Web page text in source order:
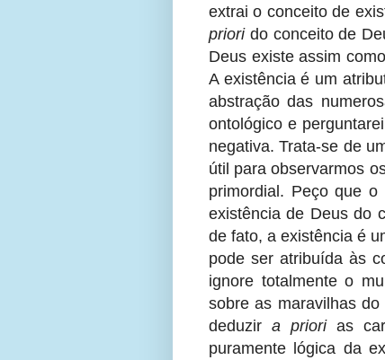
extrai o conceito de
priorido conceito de
Deus existe assim
A existência é um
abstração das
ontológico e
negativa. Trata-se de
útil para observarmos
primordial. Peço que
existência de Deus do
de fato, a existência é
pode ser atribuída às
ignore totalmente o
sobre as maravilhas
deduzir a priorias
puramente lógica da